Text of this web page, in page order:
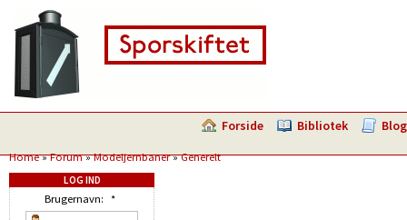
Forside Bibliotek Blog
Home»Forum»Modeljernbaner»Generelt
LOG IND
Brugernavn: *